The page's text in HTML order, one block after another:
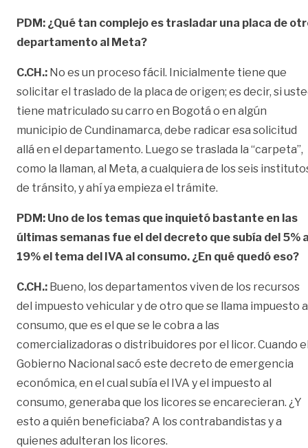
PDM: ¿Qué tan complejo es trasladar una placa de
departamento al Meta?
C.CH.: No es un proceso fácil. Inicialmente tiene que
solicitar el traslado de la placa de origen; es decir, si
tiene matriculado su carro en Bogotá o en algún
municipio de Cundinamarca, debe radicar esa solicitud
allá en el departamento. Luego se traslada la “carpeta”,
como la llaman, al Meta, a cualquiera de los seis
de tránsito, y ahí ya empieza el trámite.
PDM: Uno de los temas que inquietó bastante en las
últimas semanas fue el del decreto que subía del 5%
19% el tema del IVA al consumo. ¿En qué quedó eso?
C.CH.: Bueno, los departamentos viven de los recursos
del impuesto vehicular y de otro que se llama impuesto
consumo, que es el que se le cobra a las
comercializadoras o distribuidores por el licor. Cuando
Gobierno Nacional sacó este decreto de emergencia
económica, en el cual subía el IVA y el impuesto al
consumo, generaba que los licores se encarecieran. ¿Y
esto a quién beneficiaba? A los contrabandistas y a
quienes adulteran los licores.